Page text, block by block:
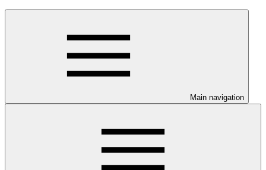
Main navigation